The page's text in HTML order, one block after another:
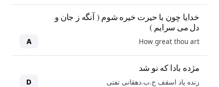
خدایا چون با حیرت خیره شوم ( آنگه ز جان و
دل می سرایم )
How great thou art
A
مژده بادا که نو شد
زنده یاد اسقف ح.ب.دهقانی تفتی D